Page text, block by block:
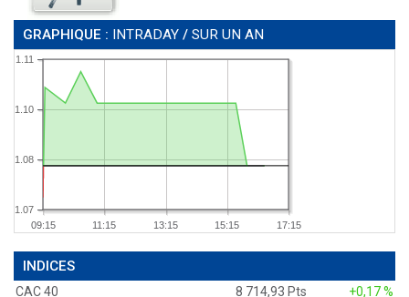
GRAPHIQUE : INTRADAY / SUR UN AN
09:15 11:15 13:15 15:15 17:15
1.07
1.08
1.10
1.11
INDICES
CAC 40 8 714,93 Pts
+0,17 %